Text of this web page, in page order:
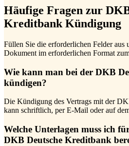
Häufige Fragen zur
Kreditbank Kündigung
Füllen Sie die erforderlichen Felder aus
Dokument im erforderlichen Format
Wie kann man bei der DKB
kündigen?
Die Kündigung des Vertrags mit der
kann schriftlich, per E-Mail oder auf
Welche Unterlagen muss ich
DKB Deutsche Kreditbank